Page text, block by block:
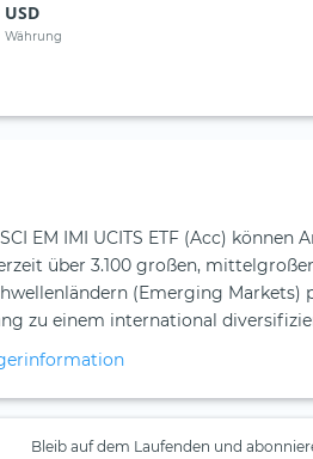
USD
Währung
EM IMI UCITS ETF (Acc) können
über 3.100 großen,
(Emerging Markets)
zu einem international
Bleib auf dem Laufenden und